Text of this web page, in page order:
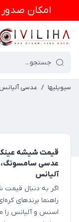
امكان صدور
سیویلیها / عدسی آلیانس
قیمت شیشه
عدسی سامسونگ،
آلیانس
اگر به دنبال
راهنما برندهای
اسنس و آلیانس را